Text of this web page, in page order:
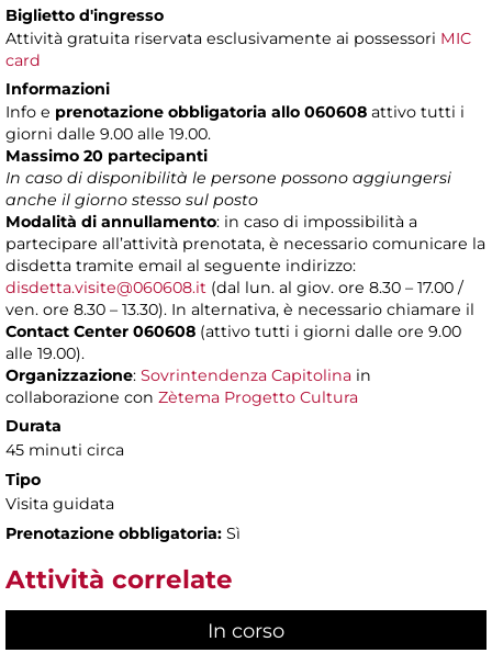
Biglietto d'ingresso
Attività gratuita riservata esclusivamente ai possessori MIC
card
Informazioni
Info e prenotazione obbligatoria allo 060608 attivo tutti i
giorni dalle 9.00 alle 19.00.
Massimo 20 partecipanti
In caso di disponibilità le persone possono aggiungersi
anche il giorno stesso sul posto
Modalità di annullamento: in caso di impossibilità a
partecipare all’attività prenotata, è necessario comunicare la
disdetta tramite email al seguente indirizzo:
disdetta.visite@060608.it (dal lun. al giov. ore 8.30 – 17.00 /
ven. ore 8.30 – 13.30). In alternativa, è necessario chiamare il
Contact Center 060608 (attivo tutti i giorni dalle ore 9.00
alle 19.00).
Organizzazione: Sovrintendenza Capitolina in
collaborazione con Zètema Progetto Cultura
Durata
45 minuti circa
Tipo
Visita guidata
Prenotazione obbligatoria: Sì
Attività correlate
In corso